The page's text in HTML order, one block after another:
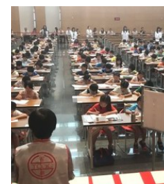
勵好、獎品豐富、獎盃高大精緻外
勵應屆畢業生，特別設立「亞太
獲前十名選手特別頒發台南市教育